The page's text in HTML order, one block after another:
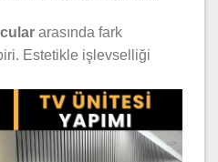
arasında fark
Estetikle işlevselliği